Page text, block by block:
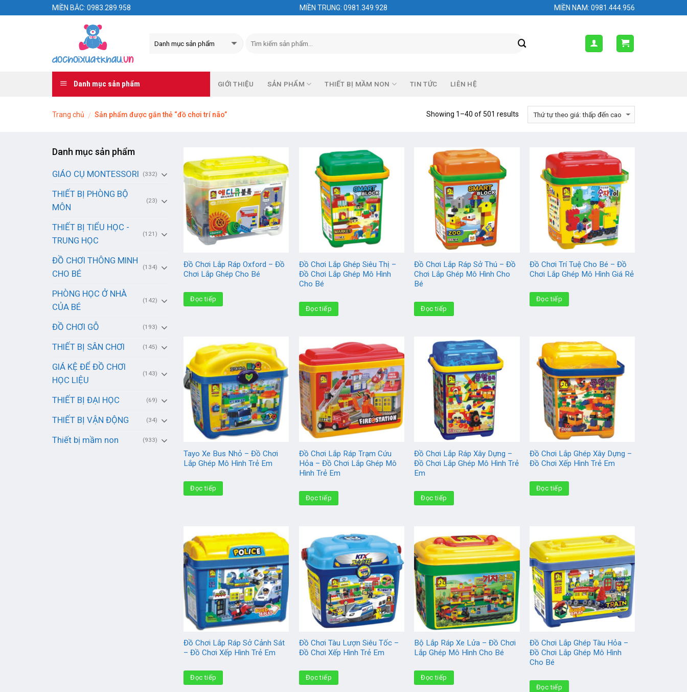
MIỀN BẮC: 0983.289.958 MIỀN TRUNG: 0981.349.928 MIỀN NAM: 0981.444.956
Danh mục sản phẩm GIỚI THIỆU SẢN PHẨM THIẾT BỊ MẦM NON TIN TỨC LIÊN HỆ
Trang chủ / Sản phẩm được gắn thẻ “đồ chơi trí não” Showing 1–40 of 501 results
Danh mục sản phẩm
GIÁO CỤ MONTESSORI (332)
THIẾT BỊ PHÒNG BỘ
MÔN
(23)
THIẾT BỊ TIỂU HỌC -
TRUNG HỌC
(121)
ĐỒ CHƠI THÔNG MINH
CHO BÉ
(134)
PHÒNG HỌC Ở NHÀ
CỦA BÉ
(142)
ĐỒ CHƠI GỖ (193)
THIẾT BỊ SÂN CHƠI (145)
GIÁ KỆ ĐỂ ĐỒ CHƠI
HỌC LIỆU
(143)
THIẾT BỊ ĐẠI HỌC (69)
THIẾT BỊ VẬN ĐỘNG (34)
Thiết bị mầm non (933)
Đồ Chơi Lắp Ráp Oxford – Đồ
Chơi Lắp Ghép Cho Bé
Đọc tiếp
Đồ Chơi Lắp Ghép Siêu Thị –
Đồ Chơi Lắp Ghép Mô Hình
Cho Bé
Đọc tiếp
Đồ Chơi Lắp Ráp Sở Thú – Đồ
Chơi Lắp Ghép Mô Hình Cho
Bé
Đọc tiếp
Đồ Chơi Trí Tuệ Cho Bé – Đồ
Chơi Lắp Ghép Mô Hình Giá Rẻ
Đọc tiếp
Tayo Xe Bus Nhỏ – Đồ Chơi
Lắp Ghép Mô Hình Trẻ Em
Đọc tiếp
Đồ Chơi Lắp Ráp Trạm Cứu
Hỏa – Đồ Chơi Lắp Ghép Mô
Hình Trẻ Em
Đọc tiếp
Đồ Chơi Lắp Ráp Xây Dựng –
Đồ Chơi Lắp Ghép Mô Hình Trẻ
Em
Đọc tiếp
Đồ Chơi Lắp Ghép Xây Dựng –
Đồ Chơi Xếp Hình Trẻ Em
Đọc tiếp
Đồ Chơi Lắp Ráp Sở Cảnh Sát
– Đồ Chơi Xếp Hình Trẻ Em
Đọc tiếp
Đồ Chơi Tàu Lượn Siêu Tốc –
Đồ Chơi Xếp Hình Trẻ Em
Đọc tiếp
Bộ Lắp Ráp Xe Lửa – Đồ Chơi
Lắp Ghép Mô Hình Cho Bé
Đọc tiếp
Đồ Chơi Lắp Ghép Tàu Hỏa –
Đồ Chơi Lắp Ghép Mô Hình
Cho Bé
Đọc tiếp